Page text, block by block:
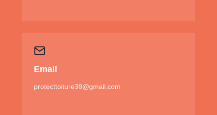
Email
protecttoiture38@gmail.com